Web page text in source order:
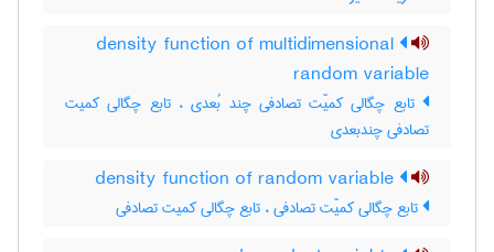
density function of multidimensional
random variable
تابع چگالی کمیّت تصادفی چند بُعدی ، تابع چگالی کمیت
تصادفی چندبعدی
تابع چگالی کمیّت تصادفی ، تابع چگالی کمیت تصادفی